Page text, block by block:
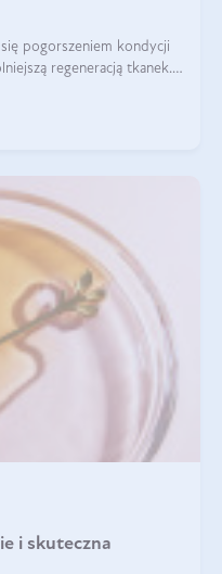
pogorszeniem kondycji
regeneracją tkanek.
i skuteczna